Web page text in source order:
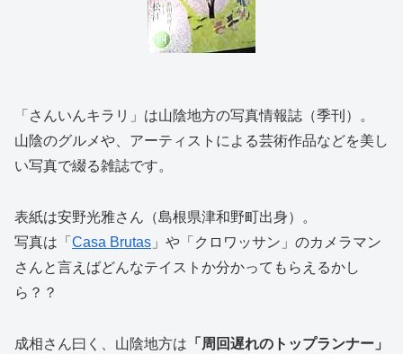
「さんいんキラリ」は山陰地方の写真情報誌（季刊）。
山陰のグルメや、アーティストによる芸術作品などを美し
い写真で綴る雑誌です。
表紙は安野光雅さん（島根県津和野町出身）。
写真は「 Casa Brutas 」や「クロワッサン」のカメラマン
さんと言えばどんなテイストか分かってもらえるかし
ら？？
成相さん曰く、山陰地方は 「周回遅れのトップランナー」